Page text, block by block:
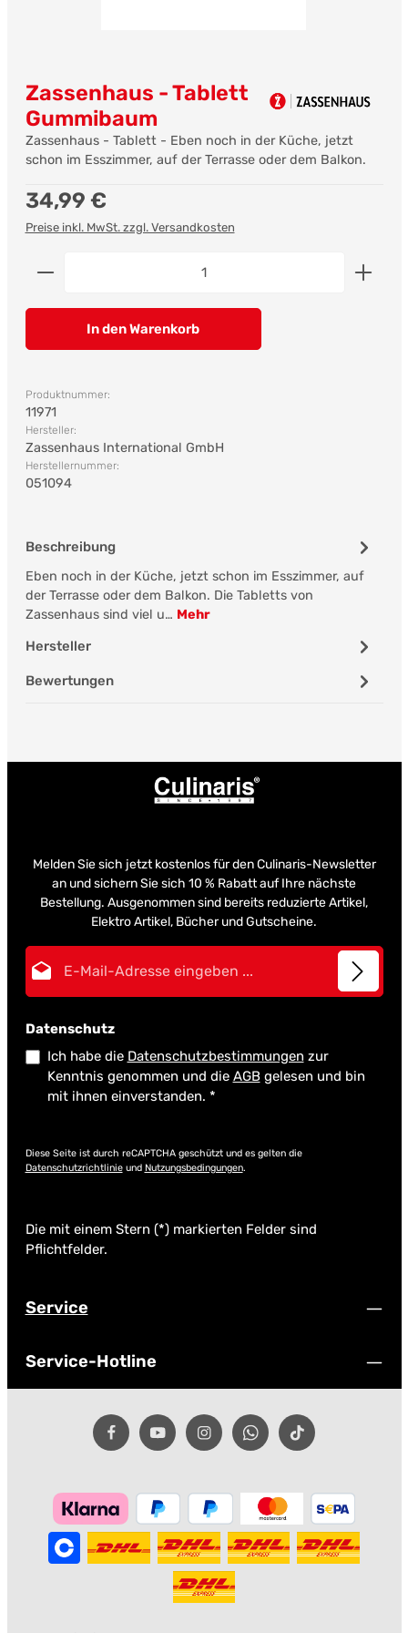
Zassenhaus - Tablett
Gummibaum
Zassenhaus - Tablett - Eben noch in der Küche, jetzt
schon im Esszimmer, auf der Terrasse oder dem Balkon.
Regulärer Preis:
34,99 €
Preise inkl. MwSt. zzgl. Versandkosten
Produkt Anzahl: Gib den gewünschten Wert ein
In den Warenkorb
Produktnummer:
11971
Hersteller:
Zassenhaus International GmbH
Herstellernummer:
051094
Beschreibung
Eben noch in der Küche, jetzt schon im Esszimmer, auf
der Terrasse oder dem Balkon. Die Tabletts von
Zassenhaus sind viel u… Mehr
Hersteller
Bewertungen
Melden Sie sich jetzt kostenlos für den Culinaris-Newsletter
an und sichern Sie sich 10 % Rabatt auf Ihre nächste
Bestellung. Ausgenommen sind bereits reduzierte Artikel,
Elektro Artikel, Bücher und Gutscheine.
Datenschutz
Ich habe die Datenschutzbestimmungen zur
Kenntnis genommen und die AGBgelesen und bin
mit ihnen einverstanden. *
Diese Seite ist durch reCAPTCHA geschützt und es gelten die
Datenschutzrichtlinieund Nutzungsbedingungen.
Die mit einem Stern (*) markierten Felder sind
Pflichtfelder.
Service
Service-Hotline